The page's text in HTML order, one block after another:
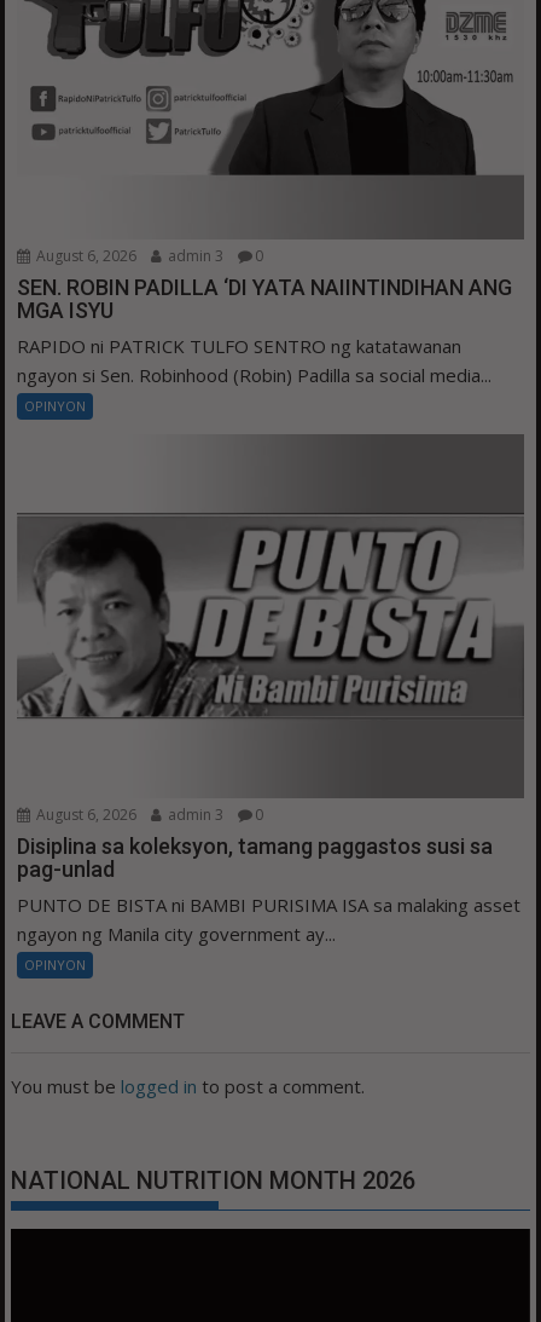
August 6, 2026 admin 3 0
SEN. ROBIN PADILLA ‘DI YATA NAIINTINDIHAN ANG
MGA ISYU
RAPIDO ni PATRICK TULFO SENTRO ng katatawanan
ngayon si Sen. Robinhood (Robin) Padilla sa social media...
OPINYON
August 6, 2026 admin 3 0
Disiplina sa koleksyon, tamang paggastos susi sa
pag-unlad
PUNTO DE BISTA ni BAMBI PURISIMA ISA sa malaking asset
ngayon ng Manila city government ay...
OPINYON
LEAVE A COMMENT
You must be logged in to post a comment.
NATIONAL NUTRITION MONTH 2026